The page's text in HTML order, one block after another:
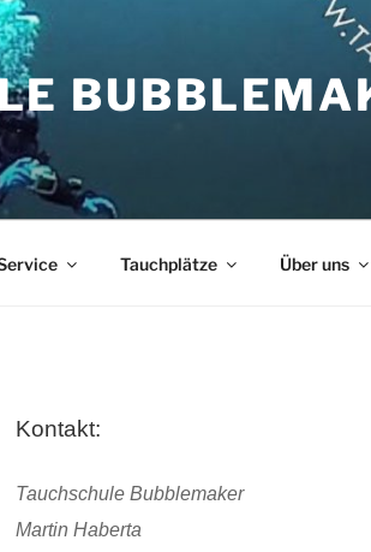
Tauchplätze Über uns
Kontakt:
Tauchschule Bubblemaker
Martin Haberta